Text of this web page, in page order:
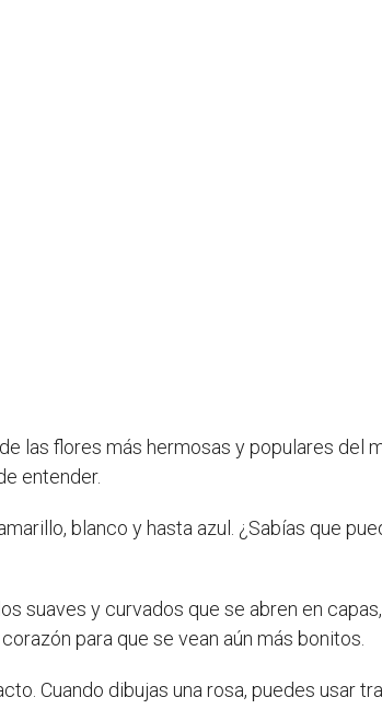
las flores más hermosas y populares del
entender.
blanco y hasta azul. ¿Sabías que
suaves y curvados que se abren en
para que se vean aún más bonitos.
Cuando dibujas una rosa, puedes usar